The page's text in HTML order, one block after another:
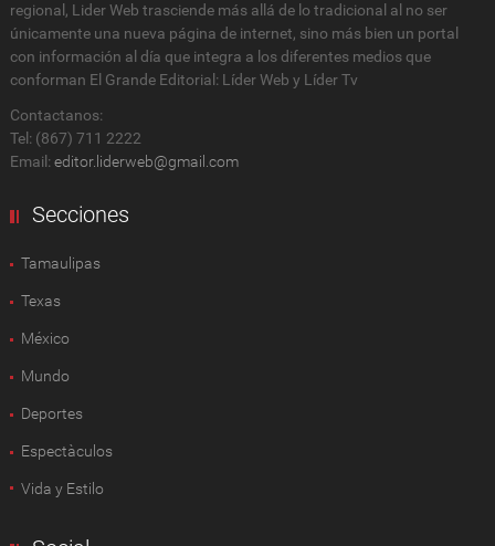
regional, Lider Web trasciende más allá de lo tradicional al no ser
únicamente una nueva página de internet, sino más bien un portal
con información al día que integra a los diferentes medios que
conforman El Grande Editorial: Líder Web y Líder Tv
Contactanos:
Tel: (867) 711 2222
Email: editor.liderweb@gmail.com
Secciones
Tamaulipas
Texas
México
Mundo
Deportes
Espectàculos
Vida y Estilo